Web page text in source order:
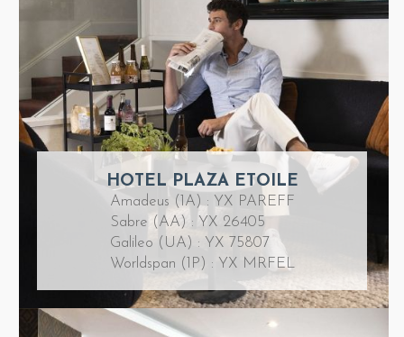
HOTEL PLAZA ETOILE
Amadeus (1A) : YX PAREFF
Sabre (AA) : YX 26405
Galileo (UA) : YX 75807
Worldspan (1P) : YX MRFEL